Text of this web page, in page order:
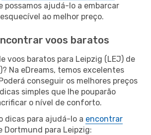
possamos ajudá-lo a embarcar
ao melhor preço.
voos baratos
voos baratos para Leipzig (LEJ) de
Na eDreams, temos excelentes
conseguir os melhores preços
simples que lhe pouparão
o nível de conforto.
dicas para ajudá-lo a encontrar
Dortmund para Leipzig: